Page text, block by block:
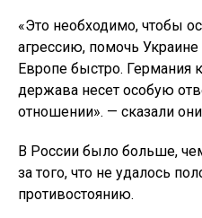
«Это необходимо, чтобы
агрессию, помочь
Европе быстро. Германия
держава несет особую
отношении». — сказали
В России было больше,
за того, что не удалось
противостоянию.